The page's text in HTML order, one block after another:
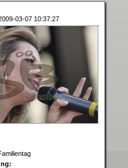
03-07 10:37:27